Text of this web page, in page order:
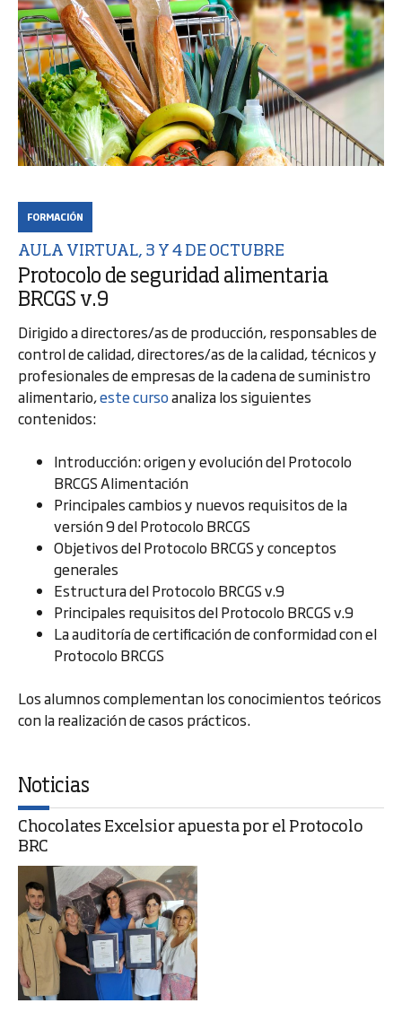
FORMACIÓN
AULA VIRTUAL, 3 Y 4 DE OCTUBRE
Protocolo de seguridad alimentaria
BRCGS v.9
Dirigido a directores/as de producción, responsables de
control de calidad, directores/as de la calidad, técnicos y
profesionales de empresas de la cadena de suministro
alimentario,este cursoanaliza los siguientes
contenidos:
Introducción: origen y evolución del Protocolo
BRCGS Alimentación
Principales cambios y nuevos requisitos de la
versión 9 del Protocolo BRCGS
Objetivos del Protocolo BRCGS y conceptos
generales
Estructura del Protocolo BRCGS v.9
Principales requisitos del Protocolo BRCGS v.9
La auditoría de certificación de conformidad con el
Protocolo BRCGS
Los alumnos complementan los conocimientos teóricos
con la realización de casos prácticos.
Noticias
Chocolates Excelsior apuesta por el Protocolo
BRC